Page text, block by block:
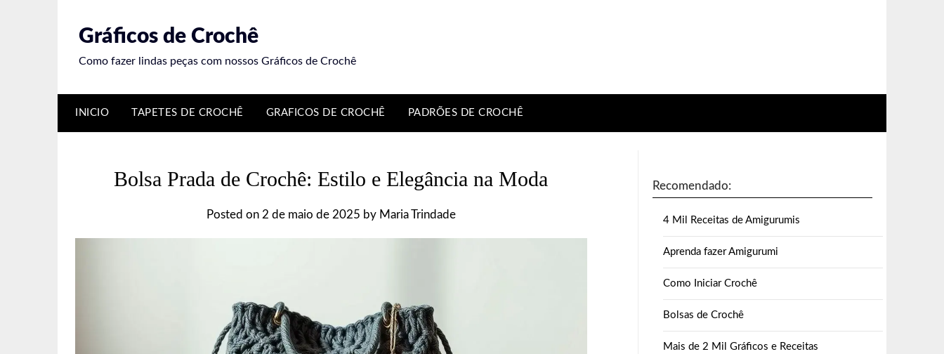
Gráficos de Crochê
Como fazer lindas peças com nossos Gráficos de Crochê
INICIO TAPETES DE CROCHÊ GRAFICOS DE CROCHÊ PADRÕES DE CROCHÊ
Bolsa Prada de Crochê: Estilo e Elegância na Moda
Posted on 2 de maio de 2025 by Maria Trindade
Recomendado:
4 Mil Receitas de Amigurumis
Aprenda fazer Amigurumi
Como Iniciar Crochê
Bolsas de Crochê
Mais de 2 Mil Gráficos e Receitas